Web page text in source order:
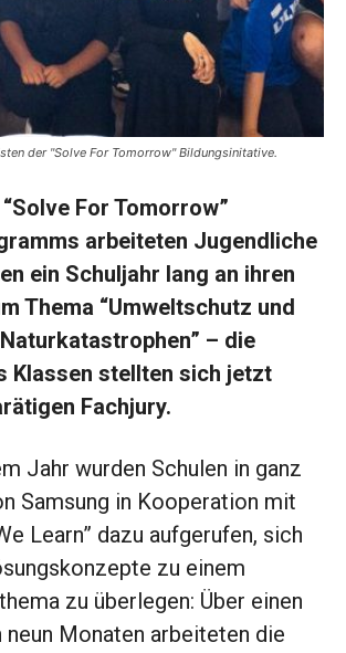
der "Solve For Tomorrow" Bildungsinitative.
For Tomorrow”
arbeiteten Jugendliche
ein Schuljahr lang an ihren
Thema “Umweltschutz und
– die
Klassen stellten sich jetzt
Fachjury.
Jahr wurden Schulen in ganz
Samsung in Kooperation mit
Learn” dazu aufgerufen, sich
zu einem
zu überlegen: Über einen
Monaten arbeiteten die